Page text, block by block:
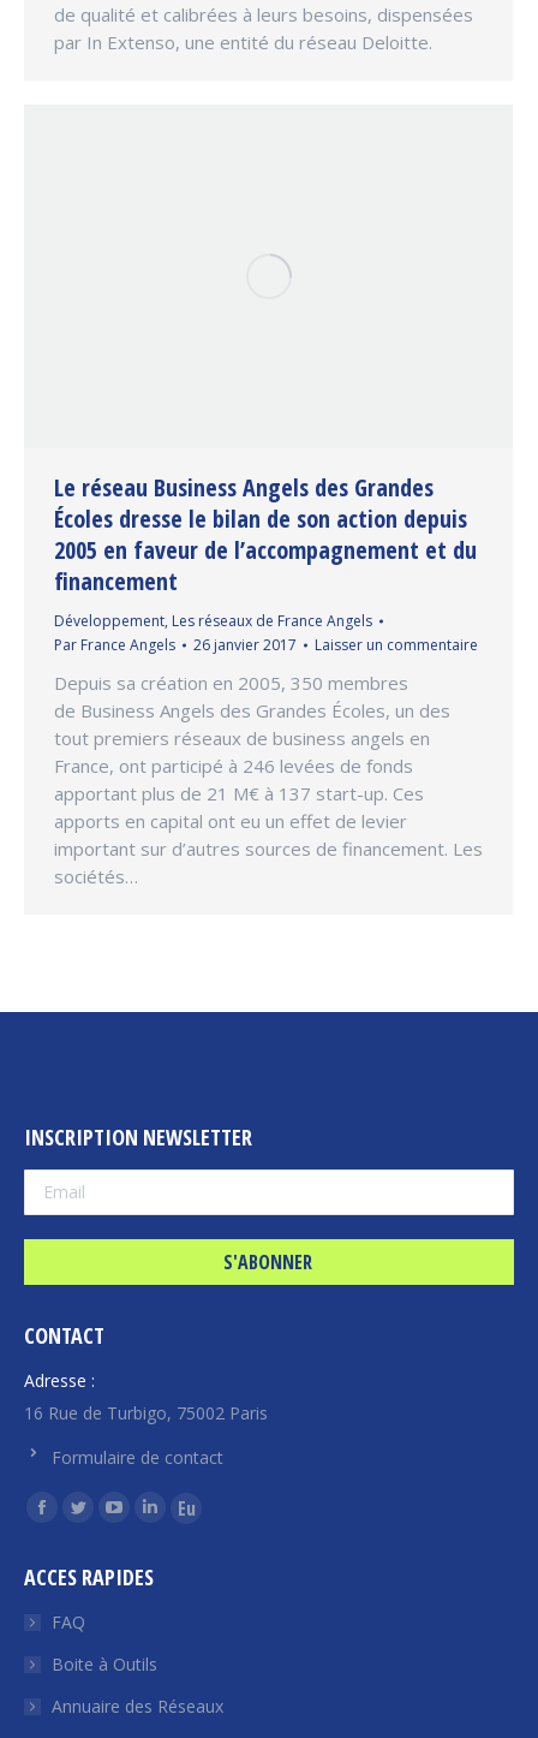
de qualité et calibrées à leurs besoins, dispensées
par In Extenso, une entité du réseau Deloitte.
Le réseau Business Angels des Grandes
Écoles dresse le bilan de son action depuis
2005 en faveur de l’accompagnement et du
financement
Développement, Les réseaux de France Angels
Par France Angels 26 janvier 2017 Laisser un commentaire
Depuis sa création en 2005, 350 membres
de Business Angels des Grandes Écoles, un des
tout premiers réseaux de business angels en
France, ont participé à 246 levées de fonds
apportant plus de 21 M€ à 137 start-up. Ces
apports en capital ont eu un effet de levier
important sur d’autres sources de financement. Les
sociétés…
INSCRIPTION NEWSLETTER
CONTACT
Adresse :
16 Rue de Turbigo, 75002 Paris
Formulaire de contact
Trouvez nous sur :
La
Facebook
s'ouvre
une
nouvelle
La
Twitter
s'ouvre
une
nouvelle
La
YouTube
une
nouvelle
La
LinkedIn
une
nouvelle
La
nouvelle
ACCES RAPIDES
FAQ
Boite à Outils
Annuaire des Réseaux